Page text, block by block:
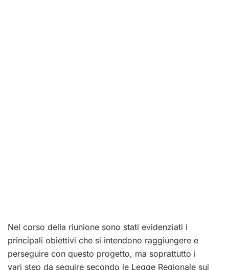
Nel corso della riunione sono stati evidenziati i
principali obiettivi che si intendono raggiungere e
perseguire con questo progetto, ma soprattutto i
vari step da seguire secondo le Legge Regionale sui